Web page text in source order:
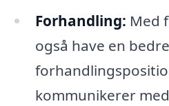
Forhandling: Med
også have en bedre
kommunikerer